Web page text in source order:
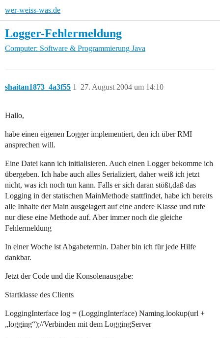
wer-weiss-was.de
Logger-Fehlermeldung
Computer: Software & Programmierung Java
shaitan1873_4a3f55 27. August 2004 um 14:10
1
Hallo,
habe einen eigenen Logger implementiert, den ich über RMI
ansprechen will.
Eine Datei kann ich initialisieren. Auch einen Logger bekomme ich
übergeben. Ich habe auch alles Serializiert, daher weiß ich jetzt
nicht, was ich noch tun kann. Falls er sich daran stößt,daß das
Logging in der statischen MainMethode stattfindet, habe ich bereits
alle Inhalte der Main ausgelagert auf eine andere Klasse und rufe
nur diese eine Methode auf. Aber immer noch die gleiche
Fehlermeldung
In einer Woche ist Abgabetermin. Daher bin ich für jede Hilfe
dankbar.
Jetzt der Code und die Konsolenausgabe:
Startklasse des Clients
LoggingInterface log = (LoggingInterface) Naming.lookup(url +
„logging“);//Verbinden mit dem LoggingServer